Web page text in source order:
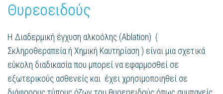
Θυρεοειδούς
Η Διαδερμική έγχυση αλκοόλης (Ablation) (
Σκληροθεραπεία ή Χημική Καυτηρίαση ) είναι μια σχετικά
εύκολη διαδικασία που μπορεί να εφαρμοσθεί σε
εξωτερικούς ασθενείς και έχει χρησιμοποιηθεί σε